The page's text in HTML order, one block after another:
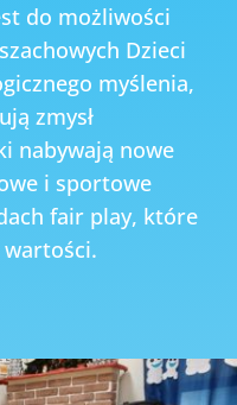
do możliwości
Dzieci
myślenia,
zmysł
nabywają nowe
i sportowe
fair play, które
wartości.